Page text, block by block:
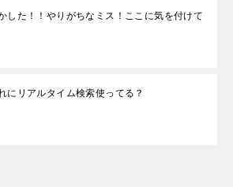
した！！やりがちなミス！ここに気を付けて
にリアルタイム検索使ってる？